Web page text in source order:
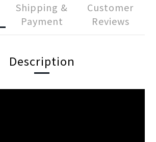
Shipping &
Payment
Customer
Reviews
Description